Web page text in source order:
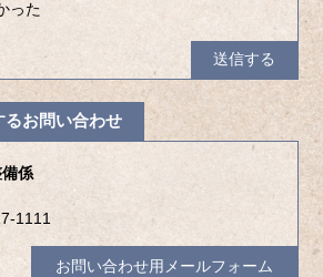
った
るお問い合わせ
係
1111
お問い合わせ用メールフォーム